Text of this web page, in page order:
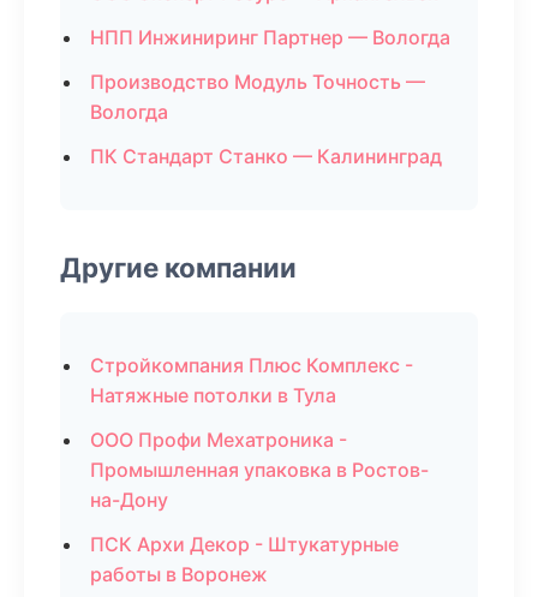
НПП Инжиниринг Партнер — Вологда
Производство Модуль Точность —
Вологда
ПК Стандарт Станко — Калининград
Другие компании
Стройкомпания Плюс Комплекс -
Натяжные потолки в Тула
ООО Профи Мехатроника -
Промышленная упаковка в Ростов-
на-Дону
ПСК Архи Декор - Штукатурные
работы в Воронеж